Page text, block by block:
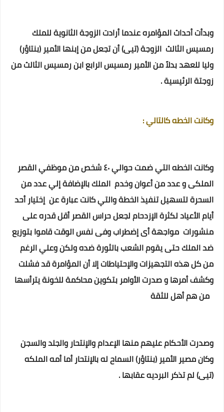
وبدأت أحداث المؤامره عندما أرادت الزوجة الثانوية للملك
رمسيس الثالث الزوجة (تيى) أن تجعل من إبنها الأمير (بنتاؤر)
وليا للعهد بدلاً من الأمير رمسيس الرابع ابن رمسيس الثالث من
زوجتة الرئيسية .
وكانت الخطه كالتالي :
وكانت الخطه التي ضمت حوالي ٤٠ شخص من موظفي القصر
الملكى و عدد من أعوان وخدم الملك بالإضافة إلي عدد من
السحرة لتسهيل تنفيذ الخطة والتي كانت عبارة عن إختيار أحد
مواجهة أى إضطراب وفى نفس الوقت قاموا بتوزيع ⁦ منشورات
ضد الملك حتى يقوم الشعب بالثورة ضده ولكن وعليالرغم
من كل هذه التجهيزات والإحتياطات إلا أن المؤامرة قد فشلت
وكشف أمرها و صدرت الأوامر بتكوين محاكمة للخونة يترأسها
وصدرت الأحكام عليهم منها الإعدام والإنتحار والجلد والسجن
وكان مصير الأمير (بنتاؤر) السماح له بالإنتحار أما أمه الملكه
(تيى) لم تذكر البرديه عقابها .